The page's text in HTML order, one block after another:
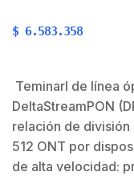
$ 6.583.358
Teminarl de línea
DeltaStreamPON
relación de división
512 ONT por
de alta velocidad: